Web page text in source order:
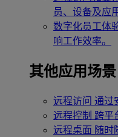
员、设备及应
数字化员工体
响工作效率。
其他应用场景
远程访问 通过
远程控制 跨平
远程桌面 随时